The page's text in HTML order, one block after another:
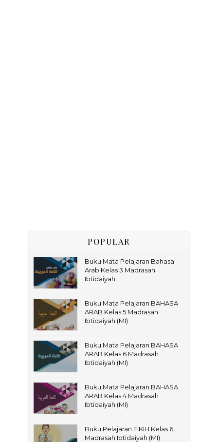
POPULAR
Buku Mata Pelajaran Bahasa
Arab Kelas 3 Madrasah
Ibtidaiyah
Buku Mata Pelajaran BAHASA
ARAB Kelas 5 Madrasah
Ibtidaiyah (MI)
Buku Mata Pelajaran BAHASA
ARAB Kelas 6 Madrasah
Ibtidaiyah (MI)
Buku Mata Pelajaran BAHASA
ARAB Kelas 4 Madrasah
Ibtidaiyah (MI)
Buku Pelajaran FIKIH Kelas 6
Madrasah Ibtidaiyah (MI)